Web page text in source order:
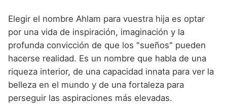
Elegir el nombre Ahlam para vuestra hija es optar
por una vida de inspiración, imaginación y la
profunda convicción de que los "sueños" pueden
hacerse realidad. Es un nombre que habla de una
riqueza interior, de una capacidad innata para ver la
belleza en el mundo y de una fortaleza para
perseguir las aspiraciones más elevadas.